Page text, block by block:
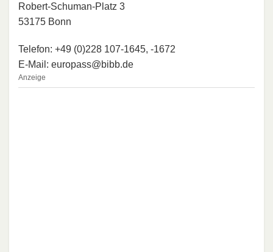
Robert-Schuman-Platz 3
53175 Bonn
Telefon: +49 (0)228 107-1645, -1672
E-Mail: europass@bibb.de
Anzeige